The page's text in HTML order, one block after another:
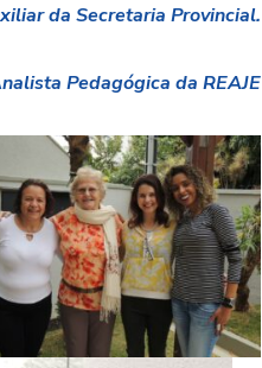
da Secretaria Provincial.
Pedagógica da REAJE